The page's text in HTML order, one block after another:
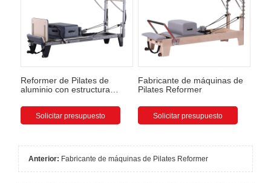
Reformer de Pilates de
aluminio con estructura
Solicitar presupuesto
Fabricante de máquinas de
Pilates Reformer
Solicitar presupuesto
Anterior: Fabricante de máquinas de Pilates Reformer